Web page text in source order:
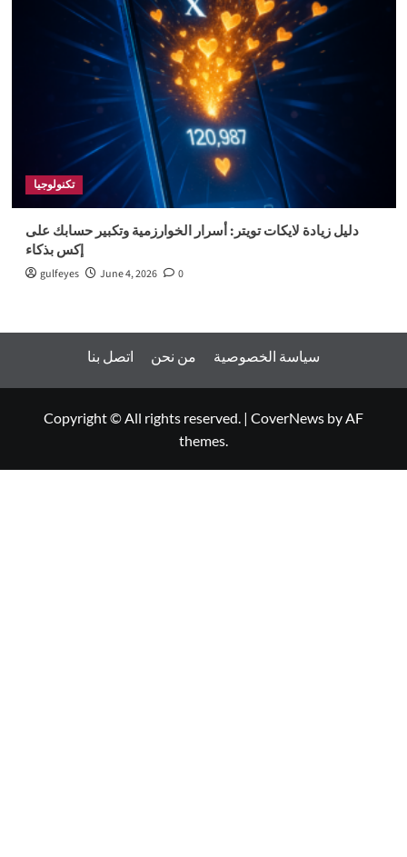
تكنولوجيا
دليل زيادة لايكات تويتر: أسرار الخوارزمية وتكبير حسابك على
إكس بذكاء
gulfeyes June 4, 2026 0
اتصل بنا من نحن سياسة الخصوصية
Copyright © All rights reserved. | CoverNews by AF
themes.